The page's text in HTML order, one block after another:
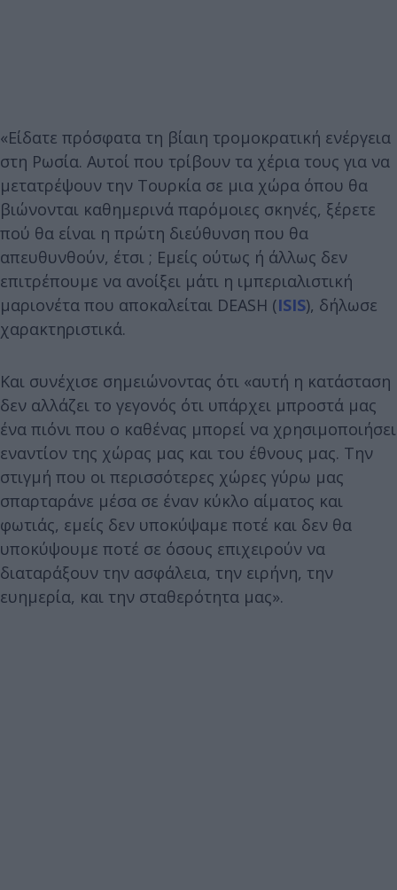
«Είδατε πρόσφατα τη βίαιη τρομοκρατική ενέργεια
στη Ρωσία. Αυτοί που τρίβουν τα χέρια τους για να
μετατρέψουν την Τουρκία σε μια χώρα όπου θα
βιώνονται καθημερινά παρόμοιες σκηνές, ξέρετε
πού θα είναι η πρώτη διεύθυνση που θα
απευθυνθούν, έτσι ; Εμείς ούτως ή άλλως δεν
επιτρέπουμε να ανοίξει μάτι η ιμπεριαλιστική
μαριονέτα που αποκαλείται DEASH (ISIS), δήλωσε
χαρακτηριστικά.
Και συνέχισε σημειώνοντας ότι «αυτή η κατάσταση
δεν αλλάζει το γεγονός ότι υπάρχει μπροστά μας
ένα πιόνι που ο καθένας μπορεί να χρησιμοποιήσει
εναντίον της χώρας μας και του έθνους μας. Την
στιγμή που οι περισσότερες χώρες γύρω μας
σπαρταράνε μέσα σε έναν κύκλο αίματος και
φωτιάς, εμείς δεν υποκύψαμε ποτέ και δεν θα
υποκύψουμε ποτέ σε όσους επιχειρούν να
διαταράξουν την ασφάλεια, την ειρήνη, την
ευημερία, και την σταθερότητα μας».